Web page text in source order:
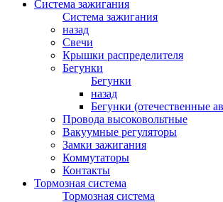
Система зажигания
Система зажигания
назад
Свечи
Крышки распределителя
Бегунки
Бегунки
назад
Бегунки (отечественные
Провода высоковольтные
Вакуумные регуляторы
Замки зажигания
Коммутаторы
Контакты
Тормозная система
Тормозная система